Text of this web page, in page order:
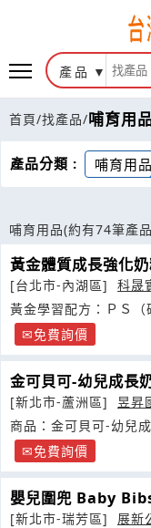
產品
首頁/找產品/哺育用
產品分類 : 哺育用品
哺育用品(約有74筆產
黃金體質成長強化奶
[台北市-內湖區]
科晟
黃金學習配方：ＰＳ（
＋牛磺酸
免費詢價
金可貝可-幼兒成長
[新北市-蘆洲區]
昱昇
商品：金可貝可-幼兒
免費詢價
嬰兒圍兜 Baby
[新北市-瑞芳區]
展新